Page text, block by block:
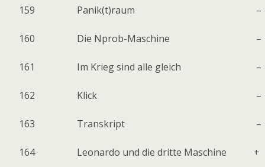
159 Panik(t)raum –
160 Die Nprob-Maschine –
161 Im Krieg sind alle gleich –
162 Klick –
163 Transkript –
164 Leonardo und die dritte Maschine +